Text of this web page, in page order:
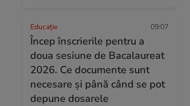
Educație 09:07
Încep înscrierile pentru a
doua sesiune de Bacalaureat
2026. Ce documente sunt
necesare și până când se pot
depune dosarele